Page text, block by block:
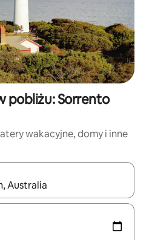
pobliżu: Sorrento
wakacyjne, domy i inne
możesz poruszać się po nich za